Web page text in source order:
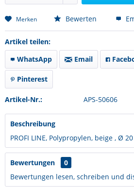
Merken Bewerten
Artikel teilen:
WhatsApp
Email
Pinterest
Artikel-Nr.: APS-50606
Beschreibung
PROFI LINE, Polypropylen, beige , Ø
Bewertungen
0
Bewertungen lesen, schreiben und